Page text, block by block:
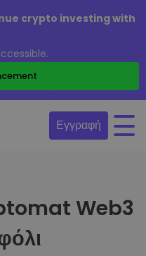
crypto investing with
Εγγραφή
Web3